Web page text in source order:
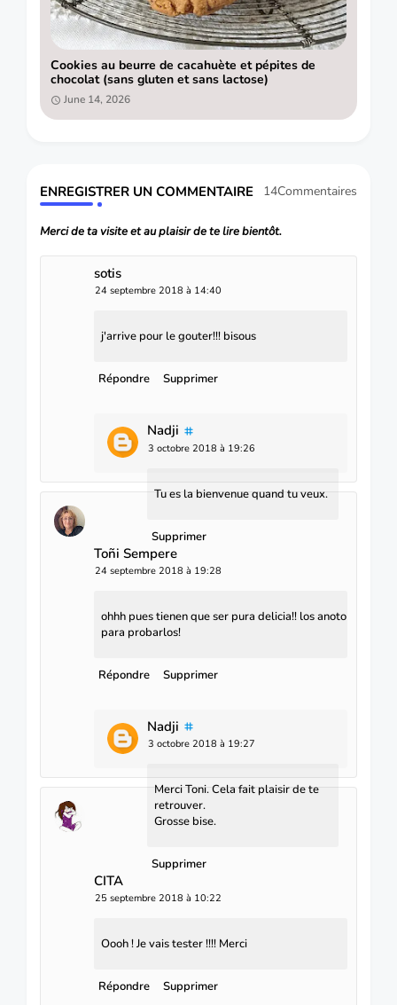
Cookies au beurre de cacahuète et pépites de
chocolat (sans gluten et sans lactose)
June 14, 2026
ENREGISTRER UN COMMENTAIRE 14Commentaires
Merci de ta visite et au plaisir de te lire bientôt.
sotis
24 septembre 2018 à 14:40
j'arrive pour le gouter!!! bisous
Répondre Supprimer
Nadji
3 octobre 2018 à 19:26
Tu es la bienvenue quand tu veux.
Supprimer
Toñi Sempere
24 septembre 2018 à 19:28
ohhh pues tienen que ser pura delicia!! los anoto
para probarlos!
Répondre Supprimer
Nadji
3 octobre 2018 à 19:27
Merci Toni. Cela fait plaisir de te
retrouver.
Grosse bise.
Supprimer
CITA
25 septembre 2018 à 10:22
Oooh ! Je vais tester !!!! Merci
Répondre Supprimer